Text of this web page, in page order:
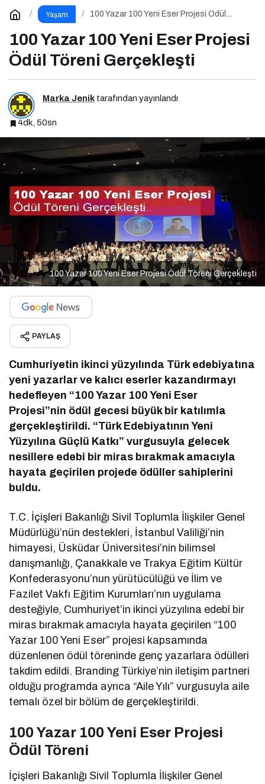
Yaşam
100 Yazar 100 Yeni Eser Projesi Ödül
100 Yazar 100 Yeni Eser Projesi
Ödül Töreni Gerçekleşti
Marka Jenik tarafından yayınlandı
4dk, 50sn
100 Yazar 100 Yeni Eser Projesi Ödül Töreni Gerçekleşti
PAYLAŞ
Cumhuriyetin ikinci yüzyılında Türk edebiyatına
yeni yazarlar ve kalıcı eserler kazandırmayı
hedefleyen “100 Yazar 100 Yeni Eser
Projesi”nin ödül gecesi büyük bir katılımla
gerçekleştirildi. “Türk Edebiyatının Yeni
Yüzyılına Güçlü Katkı” vurgusuyla gelecek
nesillere edebi bir miras bırakmak amacıyla
hayata geçirilen projede ödüller sahiplerini
buldu.
T.C. İçişleri Bakanlığı Sivil Toplumla İlişkiler Genel
Müdürlüğü’nün destekleri, İstanbul Valiliği’nin
himayesi, Üsküdar Üniversitesi’nin bilimsel
danışmanlığı, Çanakkale ve Trakya Eğitim Kültür
Konfederasyonu’nun yürütücülüğü ve İlim ve
Fazilet Vakfı Eğitim Kurumları’nın uygulama
desteğiyle, Cumhuriyet’in ikinci yüzyılına edebî bir
miras bırakmak amacıyla hayata geçirilen “100
Yazar 100 Yeni Eser” projesi kapsamında
düzenlenen ödül töreninde genç yazarlara ödülleri
takdim edildi. Branding Türkiye’nin iletişim partneri
olduğu programda ayrıca “Aile Yılı” vurgusuyla aile
temalı özel bir bölüm de gerçekleştirildi.
100 Yazar 100 Yeni Eser Projesi
Ödül Töreni
İçişleri Bakanlığı Sivil Toplumla İlişkiler Genel